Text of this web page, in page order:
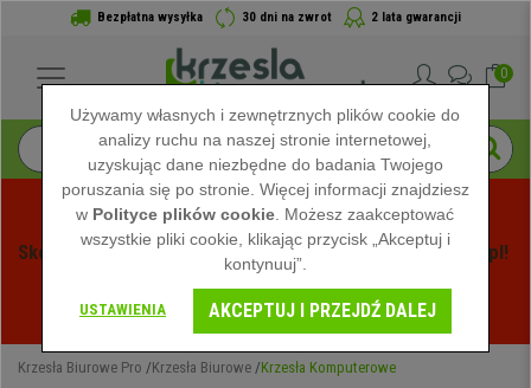
Bezpłatna wysyłka 30 dni na zwrot 2 lata gwarancji
0
Skorzystaj z Letnich Wyprzedaży na Krzeslabiurowepro.pl!
Zobacz oferty -
Krzesła Biurowe Pro Krzesła Biurowe Krzesła Komputerowe
Używamy własnych i zewnętrznych plików cookie do
analizy ruchu na naszej stronie internetowej,
uzyskując dane niezbędne do badania Twojego
poruszania się po stronie. Więcej informacji znajdziesz
w Polityce plików cookie . Możesz zaakceptować
wszystkie pliki cookie, klikając przycisk „Akceptuj i
kontynuuj”.
USTAWIENIA AKCEPTUJ I PRZEJDŹ DALEJ